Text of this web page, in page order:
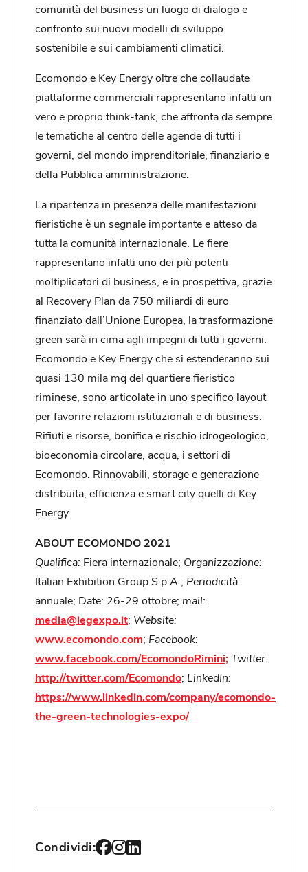
comunità del business un luogo di dialogo e
confronto sui nuovi modelli di sviluppo
sostenibile e sui cambiamenti climatici.
Ecomondo e Key Energy oltre che collaudate
piattaforme commerciali rappresentano infatti un
vero e proprio think-tank, che affronta da sempre
le tematiche al centro delle agende di tutti i
governi, del mondo imprenditoriale, finanziario e
della Pubblica amministrazione.
La ripartenza in presenza delle manifestazioni
fieristiche è un segnale importante e atteso da
tutta la comunità internazionale. Le fiere
rappresentano infatti uno dei più potenti
moltiplicatori di business, e in prospettiva, grazie
al Recovery Plan da 750 miliardi di euro
finanziato dall’Unione Europea, la trasformazione
green sarà in cima agli impegni di tutti i governi.
Ecomondo e Key Energy che si estenderanno sui
quasi 130 mila mq del quartiere fieristico
riminese, sono articolate in uno specifico layout
per favorire relazioni istituzionali e di business.
Rifiuti e risorse, bonifica e rischio idrogeologico,
bioeconomia circolare, acqua, i settori di
Ecomondo. Rinnovabili, storage e generazione
distribuita, efficienza e smart city quelli di Key
Energy.
ABOUT ECOMONDO 2021
Qualifica: Fiera internazionale; Organizzazione:
Italian Exhibition Group S.p.A.; Periodicità:
annuale; Date: 26-29 ottobre; mail:
media@iegexpo.it; Website:
www.ecomondo.com; Facebook:
www.facebook.com/EcomondoRimini;Twitter:
http://twitter.com/Ecomondo; LinkedIn:
https://www.linkedin.com/company/ecomondo-
the-green-technologies-expo/
Condividi: